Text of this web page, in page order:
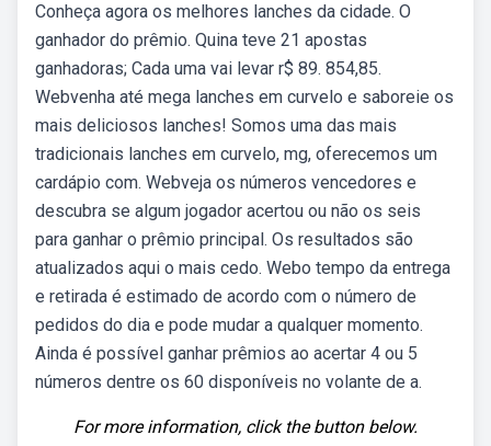
Conheça agora os melhores lanches da cidade. O
ganhador do prêmio. Quina teve 21 apostas
ganhadoras; Cada uma vai levar r$ 89. 854,85.
Webvenha até mega lanches em curvelo e saboreie os
mais deliciosos lanches! Somos uma das mais
tradicionais lanches em curvelo, mg, oferecemos um
cardápio com. Webveja os números vencedores e
descubra se algum jogador acertou ou não os seis
para ganhar o prêmio principal. Os resultados são
atualizados aqui o mais cedo. Webo tempo da entrega
e retirada é estimado de acordo com o número de
pedidos do dia e pode mudar a qualquer momento.
Ainda é possível ganhar prêmios ao acertar 4 ou 5
números dentre os 60 disponíveis no volante de a.
For more information, click the button below.